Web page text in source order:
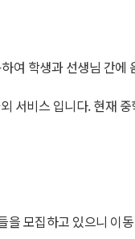
여 학생과 선생님 간에
서비스 입니다. 현재
을 모집하고 있으니 이